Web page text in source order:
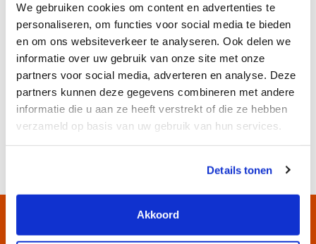
We gebruiken cookies om content en advertenties te
personaliseren, om functies voor social media te bieden
en om ons websiteverkeer te analyseren. Ook delen we
informatie over uw gebruik van onze site met onze
partners voor social media, adverteren en analyse. Deze
partners kunnen deze gegevens combineren met andere
informatie die u aan ze heeft verstrekt of die ze hebben
verzameld op basis van uw gebruik van hun services.
Details tonen
Akkoord
99,995% gefilterd worden. Hierdoor wordt er schone
lucht de omgeving in geblazen, waardoor er geen uitstoot
van brandharen ontstaat.
Processierups stofzuiger huren
De processierups stofzuigers van Rentimo zijn eenvoudig
te huren, snel leverbaar en startklaar voor direct gebruik.
Heeft u vragen? Dan kunt u contact met ons opnemen via
072 – 562 5393of per e-mail opinfo@rentimo.nl.